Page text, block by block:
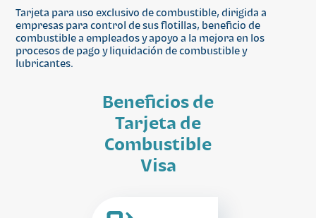
Tarjeta para uso exclusivo de combustible, dirigida a
empresas para control de sus flotillas, beneficio de
combustible a empleados y apoyo a la mejora en los
procesos de pago y liquidación de combustible y
lubricantes.
Beneficios de
Tarjeta de
Combustible
Visa